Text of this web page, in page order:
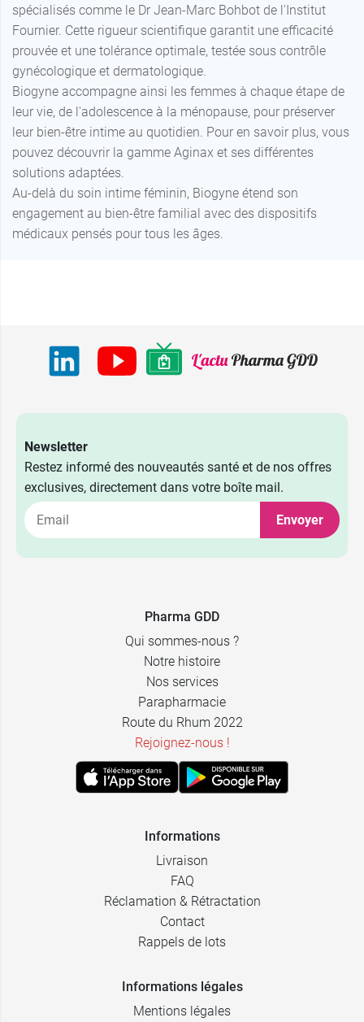
spécialisés comme le Dr Jean-Marc Bohbot de l'Institut
Fournier. Cette rigueur scientifique garantit une efficacité
prouvée et une tolérance optimale, testée sous contrôle
gynécologique et dermatologique.
Biogyne accompagne ainsi les femmes à chaque étape de
leur vie, de l'adolescence à la ménopause, pour préserver
leur bien-être intime au quotidien. Pour en savoir plus, vous
pouvez découvrir la gamme Aginax et ses différentes
solutions adaptées.
Au-delà du soin intime féminin, Biogyne étend son
engagement au bien-être familial avec des dispositifs
médicaux pensés pour tous les âges.
Newsletter
Restez informé des nouveautés santé et de nos offres
exclusives, directement dans votre boîte mail.
Envoyer
Pharma GDD
Qui sommes-nous ?
Notre histoire
Nos services
Parapharmacie
Route du Rhum 2022
Rejoignez-nous !
Informations
Livraison
FAQ
Réclamation & Rétractation
Contact
Rappels de lots
Informations légales
Mentions légales